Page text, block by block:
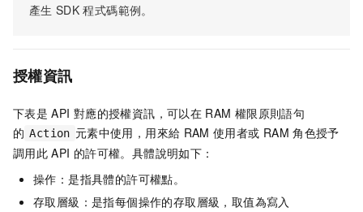
產生 SDK 程式碼範例。
授權資訊
下表是 API 對應的授權資訊，可以在 RAM 權限原則語句
的 Action 元素中使用，用來給 RAM 使用者或 RAM 角色授予
調用此 API 的許可權。具體說明如下：
操作：是指具體的許可權點。
存取層級：是指每個操作的存取層級，取值為寫入